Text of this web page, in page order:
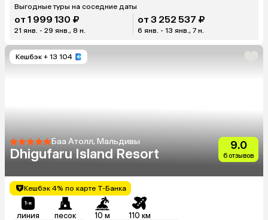
Выгодные туры на соседние даты
от 1 999 130 ₽
21 янв. - 29 янв., 8 н.
от 3 252 537 ₽
6 янв. - 13 янв., 7 н.
Кешбэк + 13 104
Баа Атолл, Мальдивы
Dhigufaru Island Resort
9.0
6 отзывов
Кешбэк 4% по карте Т-Банка
линия песок 10 м 110 км